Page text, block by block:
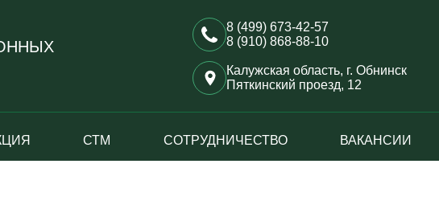
8 (499) 673-42-57
8 (910) 868-88-10
Калужская область, г. Обнинск
Пяткинский проезд, 12
СТМ СОТРУДНИЧЕСТВО ВАКАНСИИ